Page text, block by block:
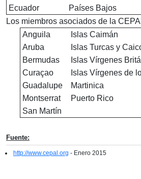
Ecuador
Países Bajos
Los miembros asociados de la
Anguila
Islas Caimán
Aruba
Islas Turcas y
Bermudas
Islas Vírgenes
Curaçao
Islas Vírgenes de
Guadalupe
Martinica
Montserrat
Puerto Rico
San Martín
Fuente:
http://www.cepal.org - Enero 2015